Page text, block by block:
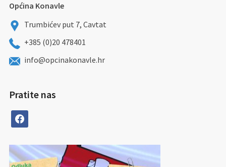
Općina Konavle
Trumbićev put 7, Cavtat
+385 (0)20 478401
info@opcinakonavle.hr
Pratite nas
facebook